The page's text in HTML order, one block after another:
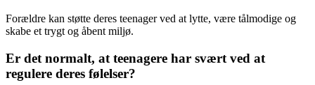
Forældre kan støtte deres teenager ved at lytte, være tålmodige og
skabe et trygt og åbent miljø.
Er det normalt, at teenagere har svært ved at
regulere deres følelser?